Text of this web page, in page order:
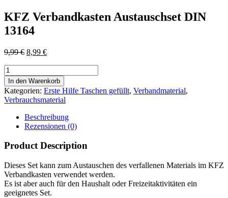
KFZ Verbandkasten Austauschset DIN
13164
9,99€ Ursprünglicher
9,99 €
8,99 €Aktueller
8,99 €.
KFZ
Verbandkasten
Austauschset
DIN
13164
Menge
In den Warenkorb
Kategorien: Erste Hilfe Taschen gefüllt, Verbandmaterial,
Verbrauchsmaterial
Beschreibung
Rezensionen (0)
Product Description
Dieses Set kann zum Austauschen des verfallenen Materials im KFZ
Verbandkasten verwendet werden.
Es ist aber auch für den Haushalt oder Freizeitaktivitäten ein
geeignetes Set.